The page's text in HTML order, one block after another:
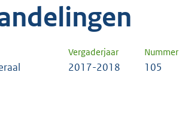
Vergaderjaar Nummer
2017-2018 105